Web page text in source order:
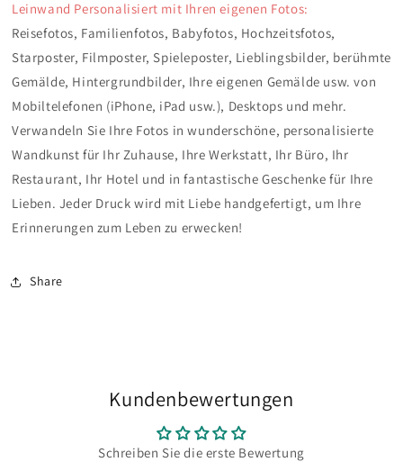
Leinwand Personalisiert mit Ihren eigenen Fotos:
Reisefotos, Familienfotos, Babyfotos, Hochzeitsfotos,
Starposter, Filmposter, Spieleposter, Lieblingsbilder, berühmte
Gemälde, Hintergrundbilder, Ihre eigenen Gemälde usw. von
Mobiltelefonen (iPhone, iPad usw.), Desktops und mehr.
Verwandeln Sie Ihre Fotos in wunderschöne, personalisierte
Wandkunst für Ihr Zuhause, Ihre Werkstatt, Ihr Büro, Ihr
Restaurant, Ihr Hotel und in fantastische Geschenke für Ihre
Lieben. Jeder Druck wird mit Liebe handgefertigt, um Ihre
Erinnerungen zum Leben zu erwecken!
Share
Kundenbewertungen
Schreiben Sie die erste Bewertung